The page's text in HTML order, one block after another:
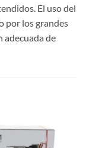
El uso del
por los grandes
adecuada de